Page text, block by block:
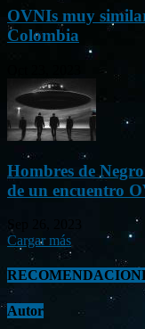
OVNIs muy
Colombia
Hombres de
de un encuentro
Sep 26, 2023
Cargar más
Autor